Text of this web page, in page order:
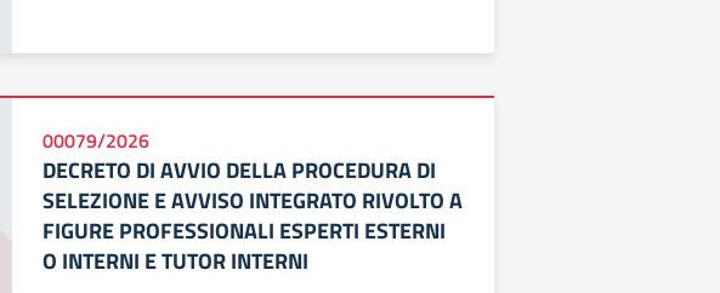
00079/2026
DECRETO DI AVVIO DELLA PROCEDURA DI
SELEZIONE E AVVISO INTEGRATO RIVOLTO A
FIGURE PROFESSIONALI ESPERTI ESTERNI
O INTERNI E TUTOR INTERNI